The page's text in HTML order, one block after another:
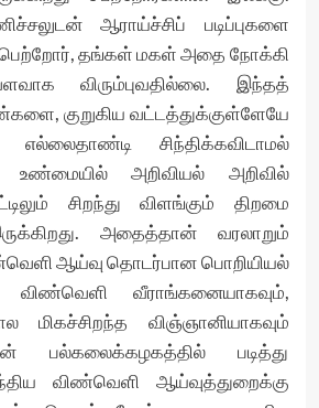
ஆராய்ச்சிப் படிப்புகளை
பெற்றோர், தங்கள் மகள் அதை நோக்கி
விரும்புவதில்லை. இந்தத்
குறுகிய வட்டத்துக்குள்ளேயே
எல்லைதாண்டி சிந்திக்கவிடாமல்
உண்மையில் அறிவியல் அறிவில்
சிறந்து விளங்கும் திறமை
அதைத்தான் வரலாறும்
ஆய்வு தொடர்பான பொறியியல்
விண்வெளி வீராங்கனையாகவும்,
மிகச்சிறந்த விஞ்ஞானியாகவும்
பல்கலைக்கழகத்தில் படித்து
விண்வெளி ஆய்வுத்துறைக்கு